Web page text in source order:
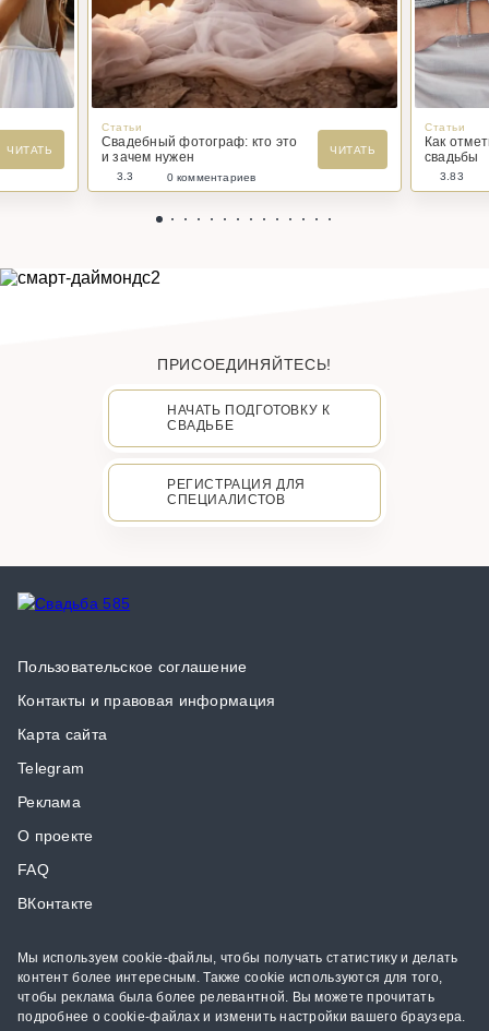
ЧИТАТЬ
Статьи
Свадебный фотограф: кто это
и зачем нужен
ЧИТАТЬ
3.3 0 комментариев
Статьи
Как
свадьбы
3.83
ПРИСОЕДИНЯЙТЕСЬ!
НАЧАТЬ ПОДГОТОВКУ К
СВАДЬБЕ
РЕГИСТРАЦИЯ ДЛЯ
СПЕЦИАЛИСТОВ
Пользовательское соглашение
Контакты и правовая информация
Карта сайта
Telegram
Реклама
О проекте
FAQ
ВКонтакте
Мы используем cookie-файлы, чтобы получать статистику и делать
контент более интересным. Также cookie используются для того,
чтобы реклама была более релевантной. Вы можете прочитать
подробнее о cookie-файлах и изменить настройки вашего браузера.